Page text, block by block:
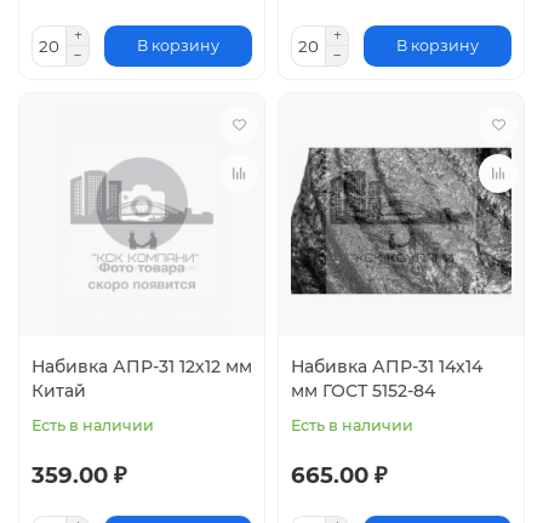
В корзину В корзину
Набивка АПР-31 12х12 мм
Китай
Есть в наличии
359.00 ₽
Набивка АПР-31 14х14
мм ГОСТ 5152-84
Есть в наличии
665.00 ₽